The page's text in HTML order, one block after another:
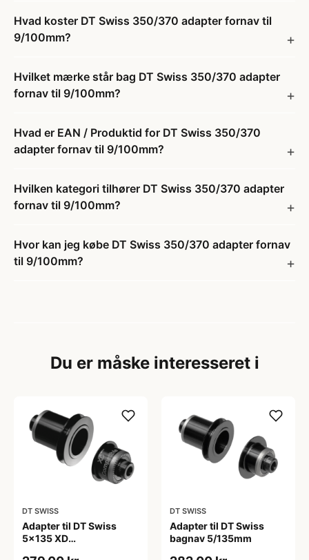
Hvad koster DT Swiss 350/370 adapter fornav til
9/100mm?
Hvilket mærke står bag DT Swiss 350/370 adapter
fornav til 9/100mm?
Hvad er EAN / Produktid for DT Swiss 350/370
adapter fornav til 9/100mm?
Hvilken kategori tilhører DT Swiss 350/370 adapter
fornav til 9/100mm?
Hvor kan jeg købe DT Swiss 350/370 adapter fornav
til 9/100mm?
Du er måske interesseret i
DT SWISS
Adapter til DT Swiss
5x135 XD
DT SWISS
Adapter til DT Swiss
bagnav 5/135mm